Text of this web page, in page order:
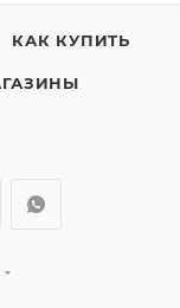
КАК КУПИТЬ